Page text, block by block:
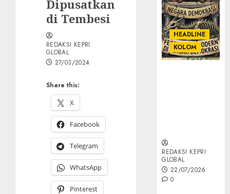
Dipusatkan
di Tembesi
Share this:
X
Facebook
Telegram
WhatsApp
Pinterest
REDAKSI KEPRI
GLOBAL
27/03/2024
HEADLINE
KOLOM
REDAKSI KEPRI
GLOBAL
22/07/2026
0